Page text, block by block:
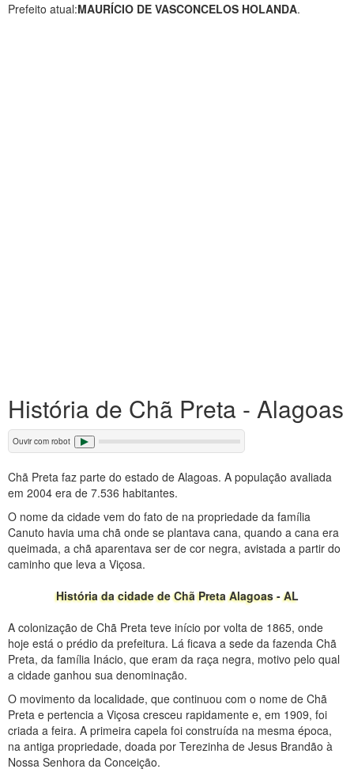
Prefeito atual:MAURÍCIO DE VASCONCELOS HOLANDA.
História de Chã Preta - Alagoas
Ouvir com robot
Chã Preta faz parte do estado de Alagoas. A população avaliada
em 2004 era de 7.536 habitantes.
O nome da cidade vem do fato de na propriedade da família
Canuto havia uma chã onde se plantava cana, quando a cana era
queimada, a chã aparentava ser de cor negra, avistada a partir do
caminho que leva a Viçosa.
História da cidade de Chã Preta Alagoas - AL
A colonização de Chã Preta teve início por volta de 1865, onde
hoje está o prédio da prefeitura. Lá ficava a sede da fazenda Chã
Preta, da família Inácio, que eram da raça negra, motivo pelo qual
a cidade ganhou sua denominação.
O movimento da localidade, que continuou com o nome de Chã
Preta e pertencia a Viçosa cresceu rapidamente e, em 1909, foi
criada a feira. A primeira capela foi construída na mesma época,
na antiga propriedade, doada por Terezinha de Jesus Brandão à
Nossa Senhora da Conceição.